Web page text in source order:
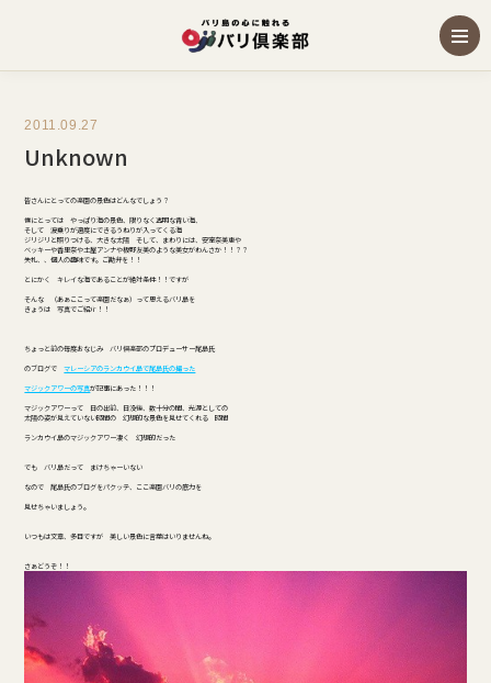
2011.09.27
Unknown
皆さんにとっての楽園の景色はどんなでしょう？
僕にとっては やっぱり海の景色、限りなく透明な青い海、
そして 波乗りが適度にできるうねりが入ってくる海
ジリジリと照りつける、大きな太陽 そして、まわりには、安室奈美恵や
ベッキーや香里奈や土屋アンナや板野友美のような美女がわんさか！！？？
失礼、、個人の趣味です。ご勘弁を！！
とにかく キレイな海であることが絶対条件！！ですが
そんな （あぁここって楽園だなぁ）って思えるバリ島を
きょうは 写真でご紹介！！
ちょっと前の毎度おなじみ バリ倶楽部のプロデューサー尾島氏
のブログでマレーシアのランカウイ島で尾島氏の撮った
マジックアワーの写真が記事にあった！！！
マジックアワーって 日の出前、日没後、数十分の間、光源としての
太陽の姿が見えていない時間の 幻想的な景色を見せてくれる 時間
ランカウイ島のマジックアワー凄く 幻想的だった
でも バリ島だって まけちゃーいない
なので 尾島氏のブログをパクッテ、ここ楽園バリの底力を
見せちゃいましょう。
いつもは文章、多目ですが 美しい景色に言葉はいりませんね。
さぁどうぞ！！